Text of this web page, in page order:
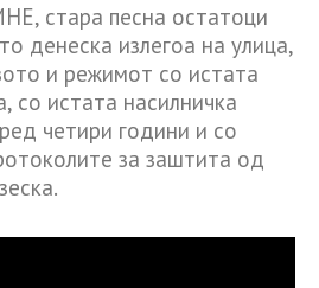
стара песна остатоци
денеска излегоа на улица,
и режимот со истата
со истата насилничка
четири години и со
за заштита од